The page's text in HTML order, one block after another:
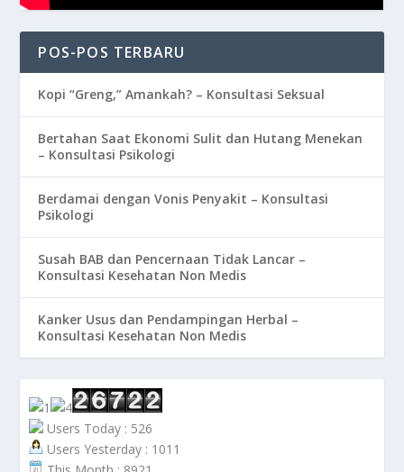
POS-POS TERBARU
Kopi “Greng,” Amankah? – Konsultasi Seksual
Bertahan Saat Ekonomi Sulit dan Hutang Menekan
– Konsultasi Psikologi
Berdamai dengan Vonis Penyakit – Konsultasi
Psikologi
Susah BAB dan Pencernaan Tidak Lancar –
Konsultasi Kesehatan Non Medis
Kanker Usus dan Pendampingan Herbal –
Konsultasi Kesehatan Non Medis
Users Today : 526
Users Yesterday : 1011